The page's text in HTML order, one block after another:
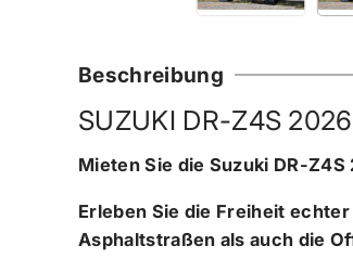
Beschreibung
SUZUKI DR-Z4S
Mieten Sie die Suzuki DR-
Erleben Sie die Freiheit
Asphaltstraßen als auch die